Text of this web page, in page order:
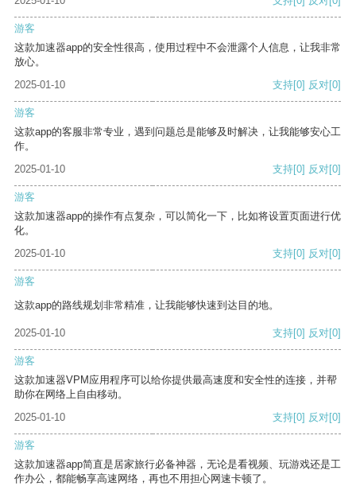
游客
这款加速器app的安全性很高，使用过程中不会泄露个人信息，让我非常
放心。
2025-01-10
支持[0] 反对[0]
游客
这款app的客服非常专业，遇到问题总是能够及时解决，让我能够安心工
作。
2025-01-10
支持[0] 反对[0]
游客
这款加速器app的操作有点复杂，可以简化一下，比如将设置页面进行优
化。
2025-01-10
支持[0] 反对[0]
游客
这款app的路线规划非常精准，让我能够快速到达目的地。
2025-01-10 支持[0] 反对[0]
游客
这款加速器VPM应用程序可以给你提供最高速度和安全性的连接，并帮
助你在网络上自由移动。
2025-01-10
支持[0] 反对[0]
游客
这款加速器app简直是居家旅行必备神器，无论是看视频、玩游戏还是工
作办公，都能畅享高速网络，再也不用担心网速卡顿了。